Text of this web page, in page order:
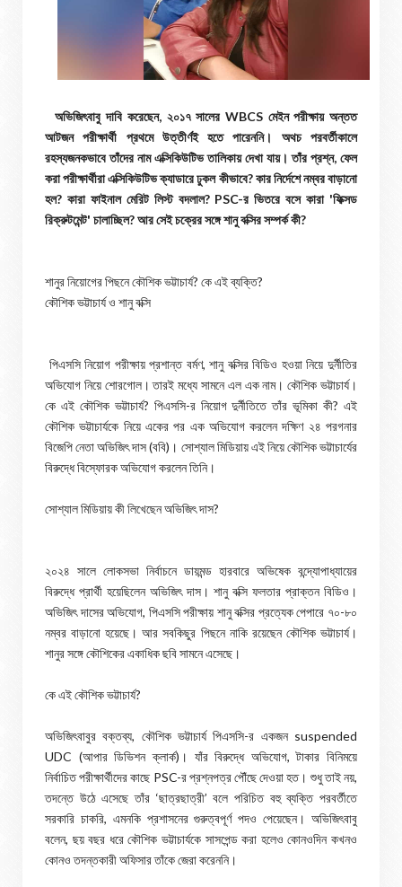
অভিজিৎবাবু দাবি করেছেন, ২০১৭ সালের WBCS মেইন পরীক্ষায় অন্তত
আটজন পরীক্ষার্থী প্রথমে উত্তীর্ণই হতে পারেননি। অথচ পরবর্তীকালে
রহস্যজনকভাবে তাঁদের নাম এক্সিকিউটিভ তালিকায় দেখা যায়। তাঁর প্রশ্ন, ফেল
করা পরীক্ষার্থীরা এক্সিকিউটিভ ক্যাডারে ঢুকল কীভাবে? কার নির্দেশে নম্বর বাড়ানো
হল? কারা ফাইনাল মেরিট লিস্ট বদলাল? PSC-র ভিতরে বসে কারা 'ফিক্সড
রিক্রুটমেন্ট' চালাচ্ছিল? আর সেই চক্রের সঙ্গে শানু বক্সির সম্পর্ক কী?
শানুর নিয়োগের পিছনে কৌশিক ভট্টাচার্য? কে এই ব্যক্তি?
কৌশিক ভট্টাচার্য ও শানু বক্সি
পিএসসি নিয়োগ পরীক্ষায় প্রশান্ত বর্মণ, শানু বক্সির বিডিও হওয়া নিয়ে দুর্নীতির
অভিযোগ নিয়ে শোরগোল। তারই মধ্যে সামনে এল এক নাম। কৌশিক ভট্টাচার্য।
কে এই কৌশিক ভট্টাচার্য? পিএসসি-র নিয়োগ দুর্নীতিতে তাঁর ভূমিকা কী? এই
কৌশিক ভট্টাচার্যকে নিয়ে একের পর এক অভিযোগ করলেন দক্ষিণ ২৪ পরগনার
বিজেপি নেতা অভিজিৎ দাস (ববি)। সোশ্যাল মিডিয়ায় এই নিয়ে কৌশিক ভট্টাচার্যের
বিরুদ্ধে বিস্ফোরক অভিযোগ করলেন তিনি।
সোশ্যাল মিডিয়ায় কী লিখেছেন অভিজিৎ দাস?
২০২৪ সালে লোকসভা নির্বাচনে ডায়মন্ড হারবারে অভিষেক বন্দ্যোপাধ্যায়ের
বিরুদ্ধে প্রার্থী হয়েছিলেন অভিজিৎ দাস। শানু বক্সি ফলতার প্রাক্তন বিডিও।
অভিজিৎ দাসের অভিযোগ, পিএসসি পরীক্ষায় শানু বক্সির প্রত্যেক পেপারে ৭০-৮০
নম্বর বাড়ানো হয়েছে। আর সবকিছুর পিছনে নাকি রয়েছেন কৌশিক ভট্টাচার্য।
শানুর সঙ্গে কৌশিকের একাধিক ছবি সামনে এসেছে।
কে এই কৌশিক ভট্টাচার্য?
অভিজিৎবাবুর বক্তব্য, কৌশিক ভট্টাচার্য পিএসসি-র একজন suspended
UDC (আপার ডিভিশন ক্লার্ক)। যাঁর বিরুদ্ধে অভিযোগ, টাকার বিনিময়ে
নির্বাচিত পরীক্ষার্থীদের কাছে PSC-র প্রশ্নপত্র পৌঁছে দেওয়া হত। শুধু তাই নয়,
তদন্তে উঠে এসেছে তাঁর ‘ছাত্রছাত্রী’ বলে পরিচিত বহু ব্যক্তি পরবর্তীতে
সরকারি চাকরি, এমনকি প্রশাসনের গুরুত্বপূর্ণ পদও পেয়েছেন। অভিজিৎবাবু
বলেন, ছয় বছর ধরে কৌশিক ভট্টাচার্যকে সাসপেন্ড করা হলেও কোনওদিন কখনও
কোনও তদন্তকারী অফিসার তাঁকে জেরা করেননি।